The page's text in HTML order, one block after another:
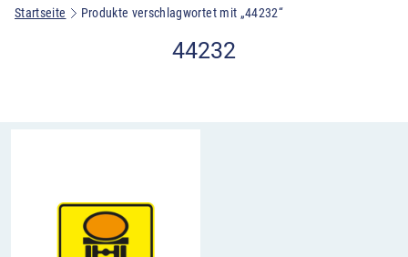
Startseite Produkte verschlagwortet mit „44232“
44232